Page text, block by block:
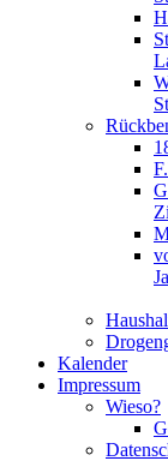
Kalender
Impressum
Wieso?